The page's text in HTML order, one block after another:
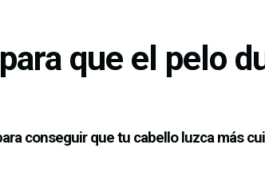
que el pelo
conseguir que tu cabello luzca más